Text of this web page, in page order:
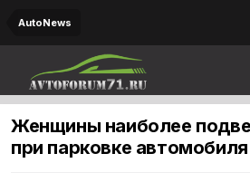
AutoNews
Женщины наиболее
при парковке автомобиля